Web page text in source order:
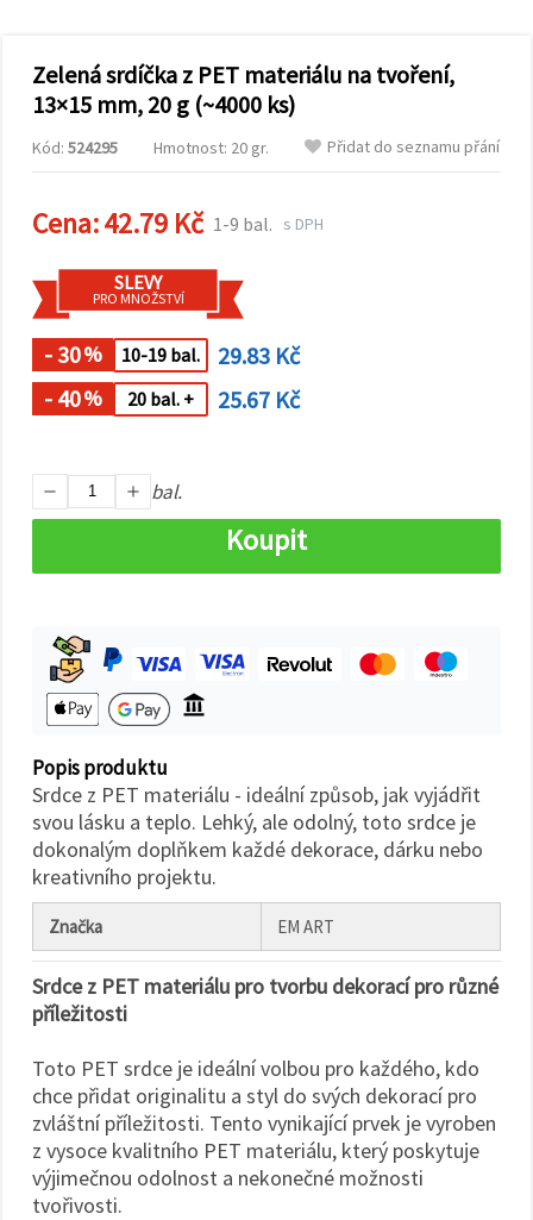
marketing.
Můžete
souhlasit s
všech
cookies
"Přijmout
uvést své
preference v
Nastavení
výběrem
daného
typu
cookies a
kliknutím
Přijmout
Zelená srdíčka z PET materiálu na tvoření,
13×15 mm, 20 g (~4000 ks)
Kód: 524295 Hmotnost: 20 gr. Přidat do seznamu přání
Cena:42.79 Kč 1-9 bal. s DPH
SLEVY
PRO MNOŽSTVÍ
- 30% 10-19 bal.
29.83 Kč
- 40% 20 bal. + 25.67 Kč
bal.
Koupit
Popis produktu
Srdce z PET materiálu - ideální způsob, jak vyjádřit
svou lásku a teplo. Lehký, ale odolný, toto srdce je
dokonalým doplňkem každé dekorace, dárku nebo
kreativního projektu.
Značka EM ART
Srdce z PET materiálu pro tvorbu dekorací pro různé
příležitosti
Toto PET srdce je ideální volbou pro každého, kdo
chce přidat originalitu a styl do svých dekorací pro
zvláštní příležitosti. Tento vynikající prvek je vyroben
z vysoce kvalitního PET materiálu, který poskytuje
výjimečnou odolnost a nekonečné možnosti
tvořivosti.